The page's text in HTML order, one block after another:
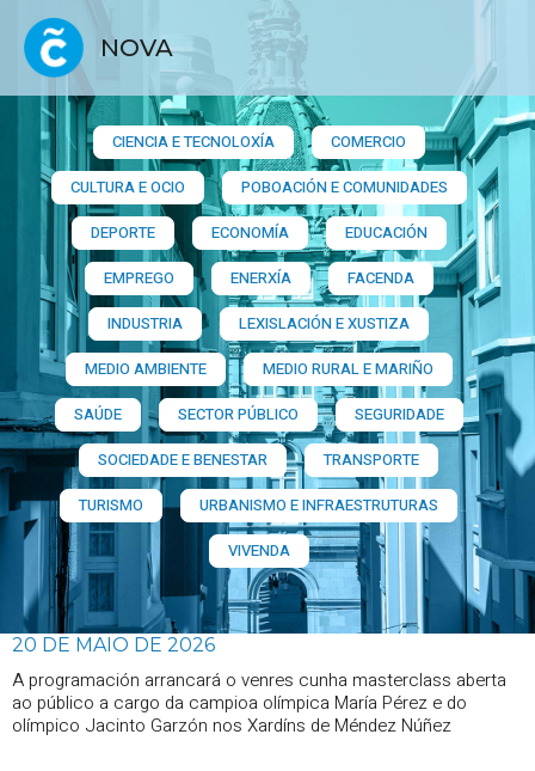
NOVA
CIENCIA E TECNOLOXÍA
COMERCIO
CULTURA E OCIO
POBOACIÓN E COMUNIDADES
DEPORTE
ECONOMÍA
EDUCACIÓN
EMPREGO
ENERXÍA
FACENDA
INDUSTRIA
LEXISLACIÓN E XUSTIZA
MEDIO AMBIENTE
MEDIO RURAL E MARIÑO
SAÚDE
SECTOR PÚBLICO
SEGURIDADE
SOCIEDADE E BENESTAR
TRANSPORTE
TURISMO
URBANISMO E INFRAESTRUTURAS
VIVENDA
20 DE MAIO DE 2026
A programación arrancará o venres cunha masterclass aberta
ao público a cargo da campioa olímpica María Pérez e do
olímpico Jacinto Garzón nos Xardíns de Méndez Núñez